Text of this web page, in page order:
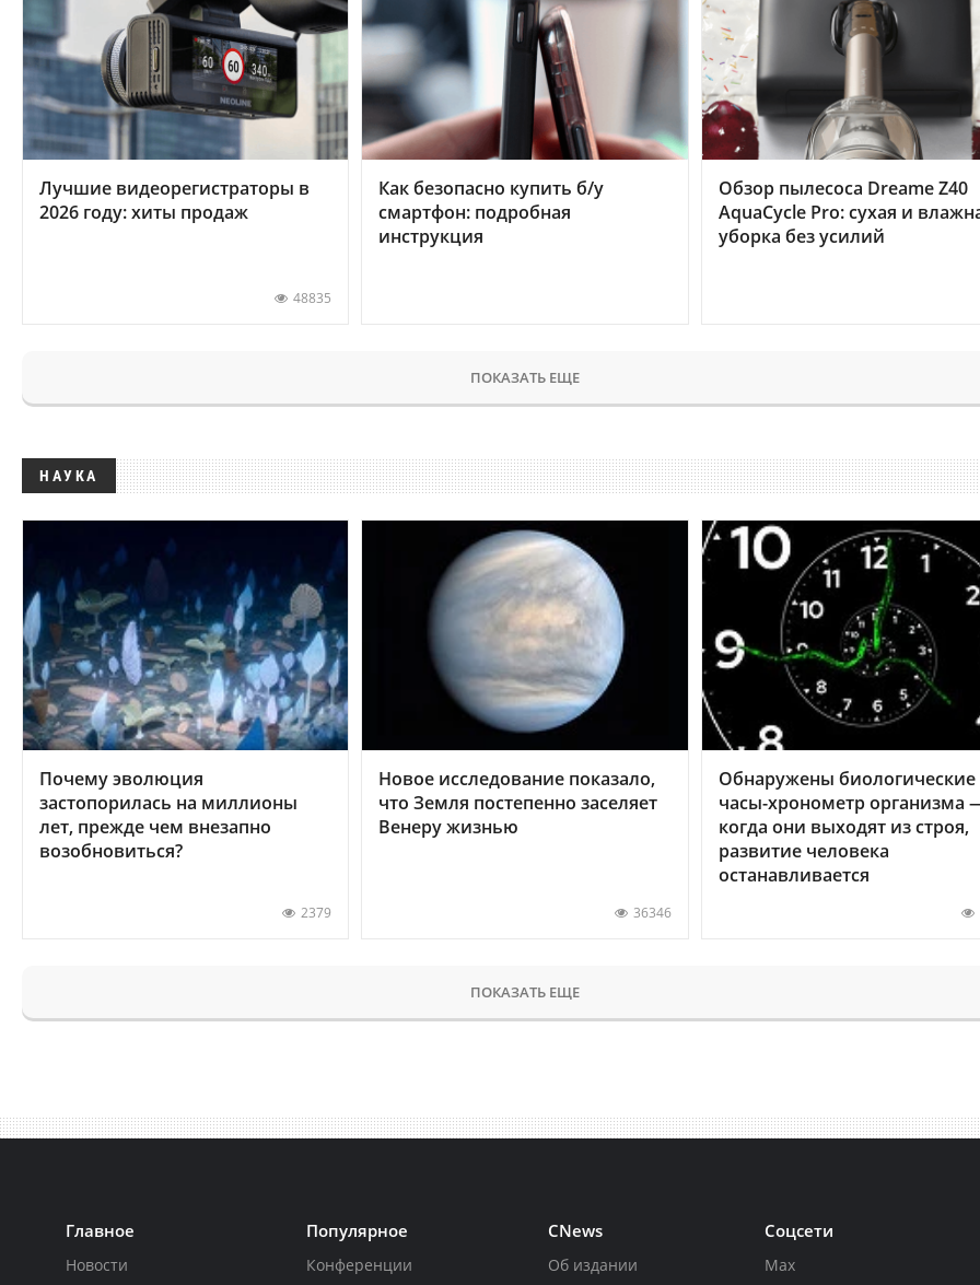
Лучшие видеорегистраторы в
2026 году: хиты продаж
48835
Как безопасно купить б/у
смартфон: подробная
инструкция
Обзор пылесоса Dreame Z40
AquaCycle Pro: сухая и
уборка без усилий
ПОКАЗАТЬ ЕЩЕ
НАУКА
Почему эволюция
застопорилась на миллионы
лет, прежде чем внезапно
возобновиться?
2379
Новое исследование показало,
что Земля постепенно заселяет
Венеру жизнью
36346
Обнаружены биологические
часы-хронометр организма
когда они выходят из строя,
развитие человека
останавливается
ПОКАЗАТЬ ЕЩЕ
Главное
Новости
Популярное
Конференции
CNews
Об издании
Соцсети
Max